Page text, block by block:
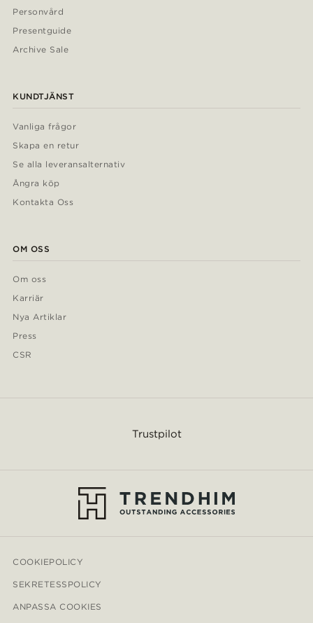
Personvård
Presentguide
Archive Sale
KUNDTJÄNST
Vanliga frågor
Skapa en retur
Se alla leveransalternativ
Ångra köp
Kontakta Oss
OM OSS
Om oss
Karriär
Nya Artiklar
Press
CSR
Trustpilot
COOKIEPOLICY
SEKRETESSPOLICY
ANPASSA COOKIES